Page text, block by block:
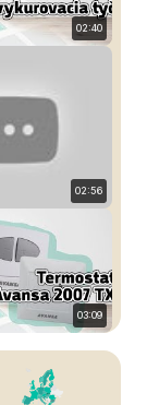
02:40
02:56
03:09